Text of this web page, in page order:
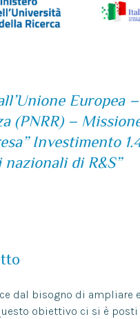
Europea
(PNRR) –
Investimento
di R&S”
dal bisogno di ampliare
obiettivo ci si è